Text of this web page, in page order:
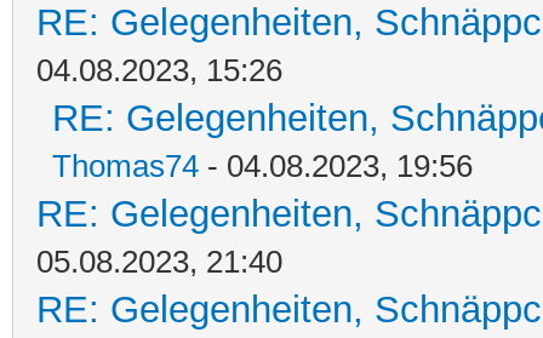
RE: Gelegenheiten,
04.08.2023, 15:26
RE: Gelegenheiten,
Thomas74 - 04.08.2023, 19:56
RE: Gelegenheiten,
05.08.2023, 21:40
RE: Gelegenheiten,